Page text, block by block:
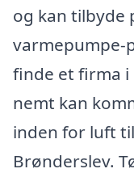
og kan tilbyde
varmepumpe-
finde et firma i
nemt kan
inden for luft
Brønderslev.